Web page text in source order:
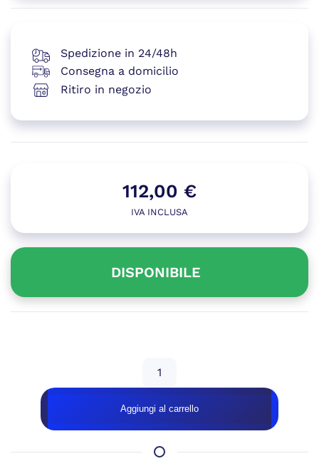
112,00 €
IVA INCLUSA
DISPONIBILE
Spedizione in 24/48h
Consegna a domicilio
Ritiro in negozio
CAVE
PANO
ARGB
Aggiungi al carrello